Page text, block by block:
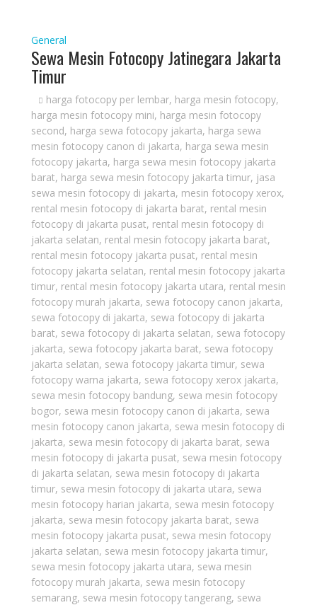
General
Sewa Mesin Fotocopy Jatinegara Jakarta
Timur
harga fotocopy per lembar, harga mesin fotocopy,
harga mesin fotocopy mini, harga mesin fotocopy
second, harga sewa fotocopy jakarta, harga sewa
mesin fotocopy canon di jakarta, harga sewa mesin
fotocopy jakarta, harga sewa mesin fotocopy jakarta
barat, harga sewa mesin fotocopy jakarta timur, jasa
sewa mesin fotocopy di jakarta, mesin fotocopy xerox,
rental mesin fotocopy di jakarta barat, rental mesin
fotocopy di jakarta pusat, rental mesin fotocopy di
jakarta selatan, rental mesin fotocopy jakarta barat,
rental mesin fotocopy jakarta pusat, rental mesin
fotocopy jakarta selatan, rental mesin fotocopy jakarta
timur, rental mesin fotocopy jakarta utara, rental mesin
fotocopy murah jakarta, sewa fotocopy canon jakarta,
sewa fotocopy di jakarta, sewa fotocopy di jakarta
barat, sewa fotocopy di jakarta selatan, sewa fotocopy
jakarta, sewa fotocopy jakarta barat, sewa fotocopy
jakarta selatan, sewa fotocopy jakarta timur, sewa
fotocopy warna jakarta, sewa fotocopy xerox jakarta,
sewa mesin fotocopy bandung, sewa mesin fotocopy
bogor, sewa mesin fotocopy canon di jakarta, sewa
mesin fotocopy canon jakarta, sewa mesin fotocopy di
jakarta, sewa mesin fotocopy di jakarta barat, sewa
mesin fotocopy di jakarta pusat, sewa mesin fotocopy
di jakarta selatan, sewa mesin fotocopy di jakarta
timur, sewa mesin fotocopy di jakarta utara, sewa
mesin fotocopy harian jakarta, sewa mesin fotocopy
jakarta, sewa mesin fotocopy jakarta barat, sewa
mesin fotocopy jakarta pusat, sewa mesin fotocopy
jakarta selatan, sewa mesin fotocopy jakarta timur,
sewa mesin fotocopy jakarta utara, sewa mesin
fotocopy murah jakarta, sewa mesin fotocopy
semarang, sewa mesin fotocopy tangerang, sewa